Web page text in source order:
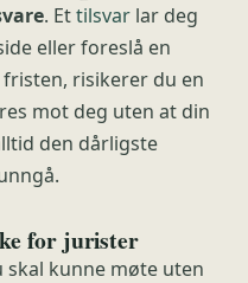
. Ettilsvar lar deg
eller foreslå en
risikerer du en
mot deg uten at din
den dårligste
for jurister
kunne møte uten